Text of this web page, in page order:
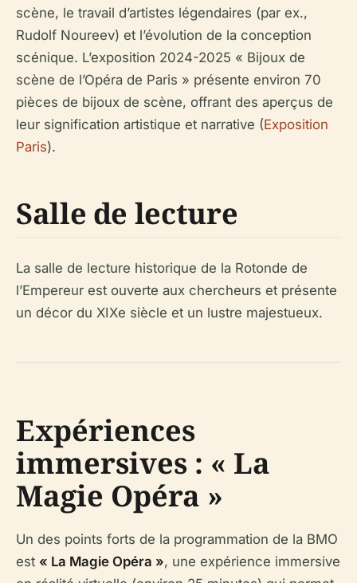
scène, le travail d’artistes légendaires (par ex.,
Rudolf Noureev) et l’évolution de la conception
scénique. L’exposition 2024-2025 « Bijoux de
scène de l’Opéra de Paris » présente environ 70
pièces de bijoux de scène, offrant des aperçus de
leur signification artistique et narrative (Exposition
Paris).
Salle de lecture
La salle de lecture historique de la Rotonde de
l’Empereur est ouverte aux chercheurs et présente
un décor du XIXe siècle et un lustre majestueux.
Expériences
immersives : « La
Magie Opéra »
Un des points forts de la programmation de la BMO
est « La Magie Opéra », une expérience immersive